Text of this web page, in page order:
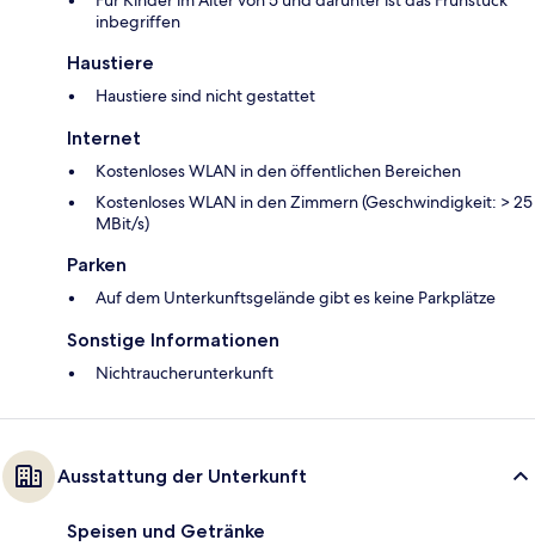
inbegriffen
Haustiere
Haustiere sind nicht gestattet
Internet
Kostenloses WLAN in den öffentlichen Bereichen
Kostenloses WLAN in den Zimmern (Geschwindigkeit: > 25
MBit/s)
Parken
Auf dem Unterkunftsgelände gibt es keine Parkplätze
Sonstige Informationen
Nichtraucherunterkunft
Ausstattung der Unterkunft
Speisen und Getränke